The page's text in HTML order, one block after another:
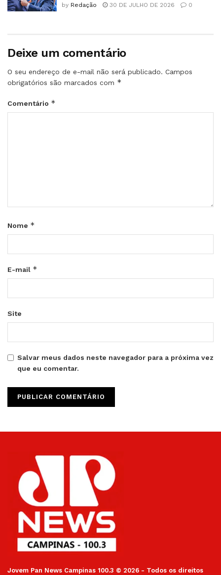
by Redação 30 DE JULHO DE 2026 0
Deixe um comentário
O seu endereço de e-mail não será publicado. Campos
obrigatórios são marcados com *
Comentário *
Nome *
E-mail *
Site
Salvar meus dados neste navegador para a próxima vez
que eu comentar.
Jovem Pan News Campinas 100.3 © 2026 - Todos os direitos